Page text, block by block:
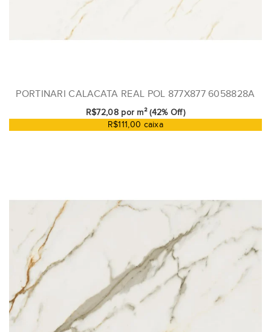
PORTINARI CALACATA REAL POL 877X877 6058828A
R$72,08 por m² (42% Off)
R$111,00 caixa